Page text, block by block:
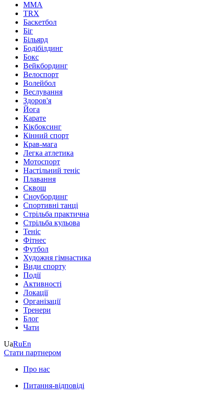
MMA
TRX
Баскетбол
Біг
Більярд
Бодібілдинг
Бокс
Вейкбординг
Велоспорт
Волейбол
Веслування
Здоров'я
Йога
Карате
Кікбоксинг
Кінний спорт
Крав-мага
Легка атлетика
Мотоспорт
Настільний теніс
Плавання
Сквош
Сноубординг
Спортивні танці
Стрільба практична
Стрільба кульова
Теніс
Фітнес
Футбол
Художня гімнастика
Види спорту
Події
Активності
Локації
Організації
Тренери
Блог
Чати
UaRuEn
Стати партнером
Про нас
Питання-відповіді